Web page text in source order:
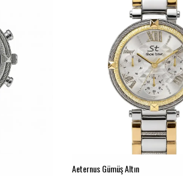
Aeternus Gümüş Altın